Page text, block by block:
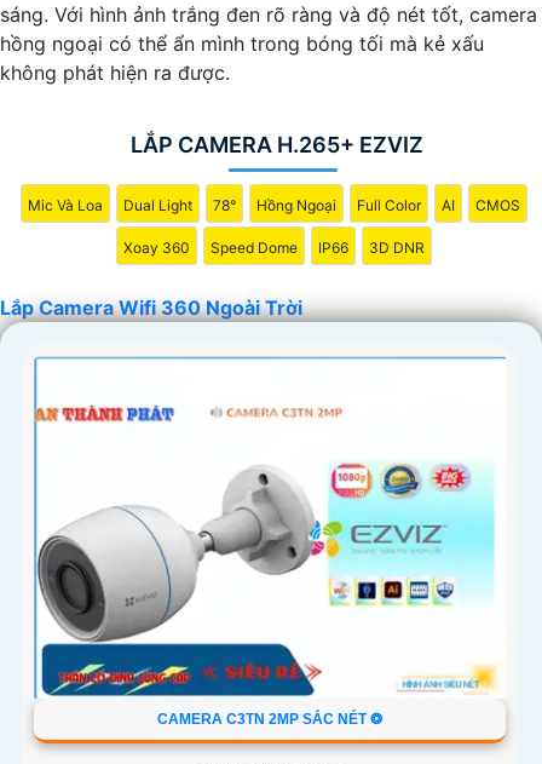
'
sáng. Với hình ảnh trắng đen rõ ràng và độ nét tốt, camera
hồng ngoại có thể ẩn mình trong bóng tối mà kẻ xấu
không phát hiện ra được.
LẮP CAMERA H.265+ EZVIZ
Mic Và Loa Dual Light 78° Hồng Ngoại Full Color AI CMOS
Xoay 360 Speed Dome IP66 3D DNR
Lắp Camera Wifi 360 Ngoài Trời
CAMERA C3TN 2MP SẮC NÉT ❂